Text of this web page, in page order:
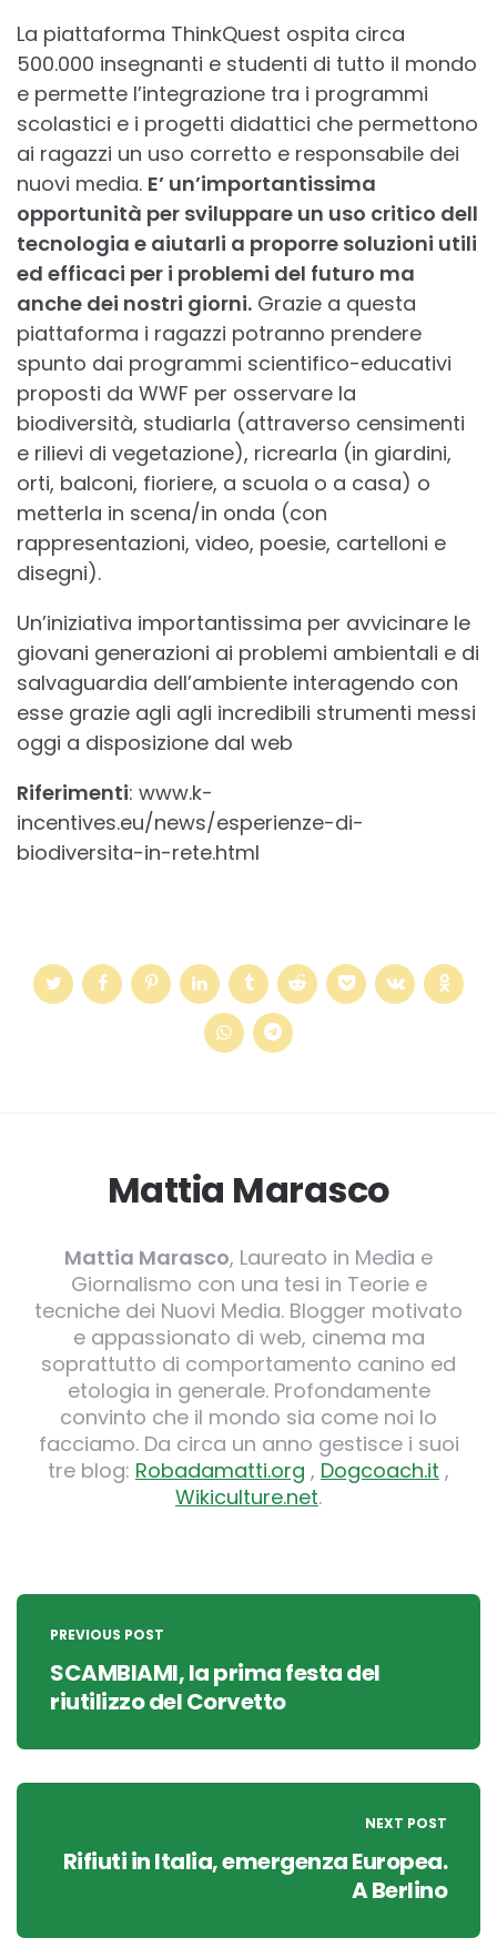
La piattaforma ThinkQuest ospita circa
500.000 insegnanti e studenti di tutto il mondo
e permette l’integrazione tra i programmi
scolastici e i progetti didattici che permettono
ai ragazzi un uso corretto e responsabile dei
nuovi media. E’ un’importantissima
opportunità per sviluppare un uso critico dell
tecnologia e aiutarli a proporre soluzioni utili
ed efficaci per i problemi del futuro ma
anche dei nostri giorni. Grazie a questa
piattaforma i ragazzi potranno prendere
spunto dai programmi scientifico-educativi
proposti da WWF per osservare la
biodiversità, studiarla (attraverso censimenti
e rilievi di vegetazione), ricrearla (in giardini,
orti, balconi, fioriere, a scuola o a casa) o
metterla in scena/in onda (con
rappresentazioni, video, poesie, cartelloni e
disegni).
Un’iniziativa importantissima per avvicinare le
giovani generazioni ai problemi ambientali e di
salvaguardia dell’ambiente interagendo con
esse grazie agli agli incredibili strumenti messi
oggi a disposizione dal web
Riferimenti: www.k-
incentives.eu/news/esperienze-di-
biodiversita-in-rete.html
Mattia Marasco
Mattia Marasco, Laureato in Media e
Giornalismo con una tesi in Teorie e
tecniche dei Nuovi Media. Blogger motivato
e appassionato di web, cinema ma
soprattutto di comportamento canino ed
etologia in generale. Profondamente
convinto che il mondo sia come noi lo
facciamo. Da circa un anno gestisce i suoi
tre blog: Robadamatti.org , Dogcoach.it ,
Wikiculture.net.
Post
navigation
PREVIOUS POST
SCAMBIAMI, la prima festa del
riutilizzo del Corvetto
NEXT POST
Rifiuti in Italia, emergenza Europea.
A Berlino